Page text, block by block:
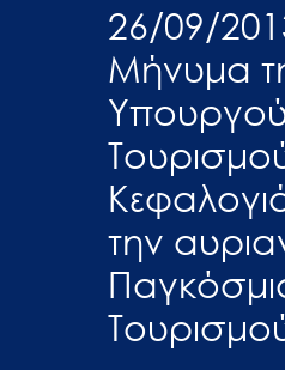
26/09/
Μήνυμα
την